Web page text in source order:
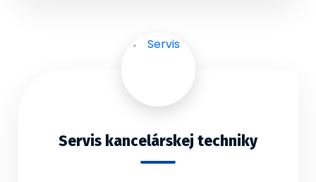
Servis kancelárskej techniky